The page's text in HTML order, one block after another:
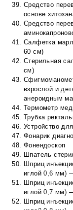
Средство
основе
Средство
Салфетка
60 см)
Стерильная
см)
взрослой и
анероидным
Термометр
Трубка
Устройство
Фонарик
Фонендоскоп
Шпатель
Шприц
иглой 0,6 мм)
Шприц
иглой 0,7 мм)
Шприц